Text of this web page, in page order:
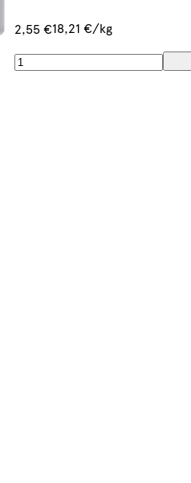
2,55 €18,21 €/kg